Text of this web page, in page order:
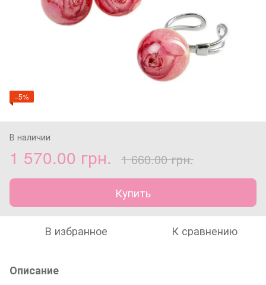
−5%
В наличии
1 570.00 грн. 1 660.00 грн.
Купить
В избранное К сравнению
Описание